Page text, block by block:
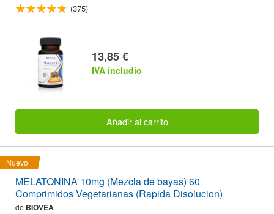
(375)
13,85 €
IVA includio
Añadir al carrito
Nuevo
MELATONINA 10mg (Mezcla de bayas) 60
Comprimidos Vegetarianas (Rapida Disolucion)
de BIOVEA